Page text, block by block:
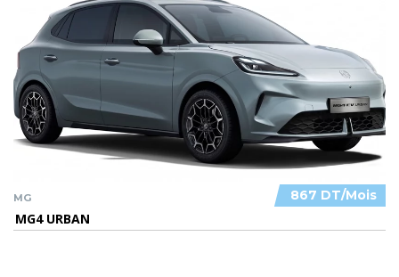
867 DT/Mois
MG
MG4 URBAN